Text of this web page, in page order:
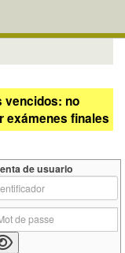
vencidos: no
exámenes finales
de usuario